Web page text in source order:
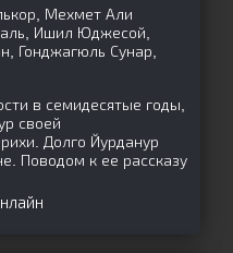
Мехмет Али
Ишил Юджесой,
Гонджагюль Сунар,
в семидесятые годы,
своей
Долго Йурданур
Поводом к ее рассказу